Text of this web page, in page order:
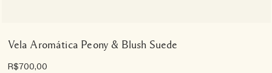
Vela Aromática Peony & Blush Suede
R$700,00